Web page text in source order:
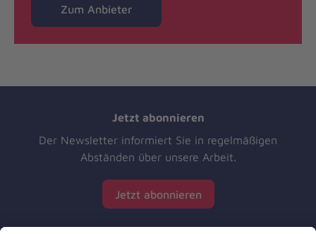
Zum Anbieter
Jetzt abonnieren
Der Newsletter informiert Sie in regelmäßigen
Abständen über unsere Arbeit.
Jetzt abonnieren